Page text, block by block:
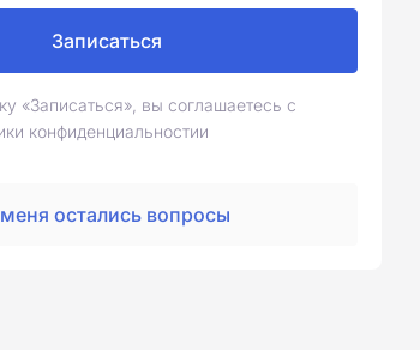
Записаться
«Записаться», вы соглашаетесь с
конфиденциальностии
остались вопросы